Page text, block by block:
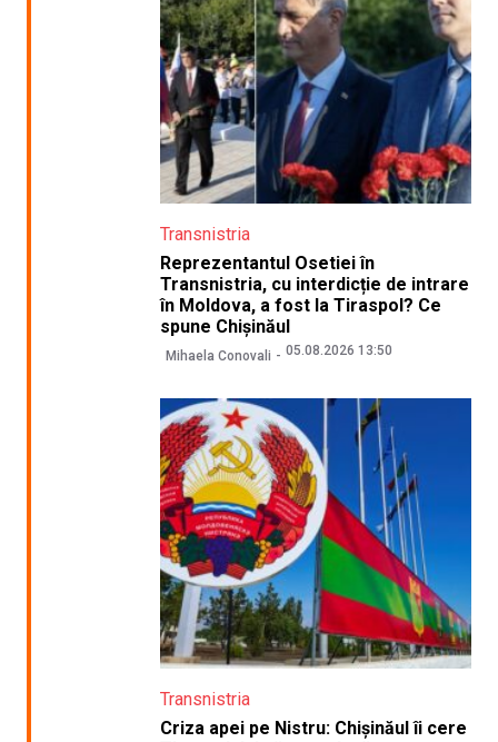
Transnistria
Reprezentantul Osetiei în
Transnistria, cu interdicție de intrare
în Moldova, a fost la Tiraspol? Ce
spune Chișinăul
Mihaela Conovali 05.08.2026 13:50
Transnistria
Criza apei pe Nistru: Chișinăul îi cere